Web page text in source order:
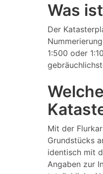
Was
Der
1:500 oder
Mit der
Grundstücks
identisch mit
Angaben zur